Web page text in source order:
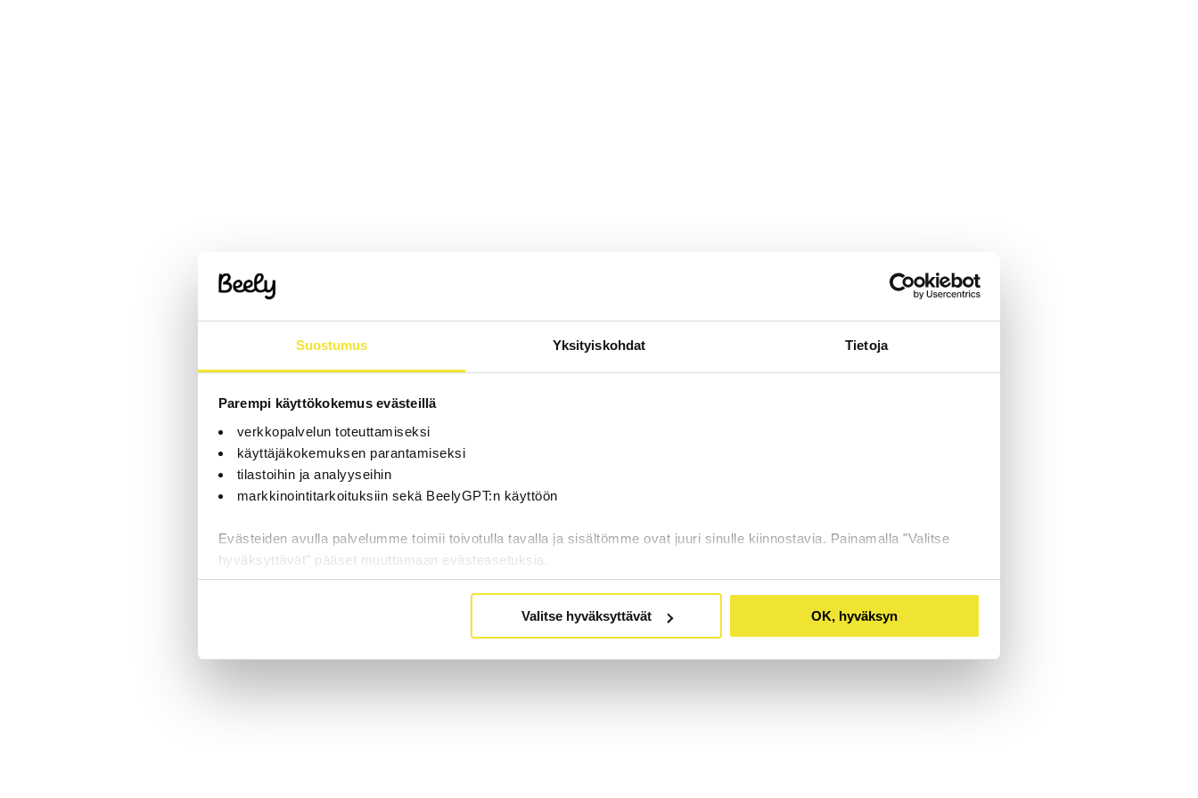
Suostumus Yksityiskohdat Tietoja
Parempi käyttökokemus evästeillä
verkkopalvelun toteuttamiseksi
käyttäjäkokemuksen parantamiseksi
tilastoihin ja analyyseihin
markkinointitarkoituksiin sekä BeelyGPT:n käyttöön
Evästeiden avulla palvelumme toimii toivotulla tavalla ja sisältömme ovat juuri sinulle kiinnostavia. Painamalla "Valitse
hyväksyttävät" pääset muuttamaan evästeasetuksia.
Valitse hyväksyttävät OK, hyväksyn